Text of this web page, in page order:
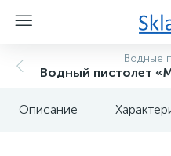
Водные
Водный пистолет
Описание